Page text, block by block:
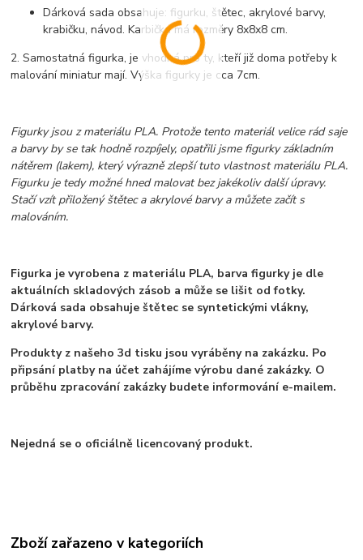
Dárková sada obsahuje: figurku, štětec, akrylové barvy,
krabičku, návod. Karbička má rozměry 8x8x8 cm.
2. Samostatná figurka, je vhodná pro ty, kteří již doma potřeby k
malování miniatur mají. Výška figurky je cca 7cm.
Figurky jsou z materiálu PLA. Protože tento materiál velice rád saje
a barvy by se tak hodně rozpíjely, opatřili jsme figurky základním
nátěrem (lakem), který výrazně zlepší tuto vlastnost materiálu PLA.
Figurku je tedy možné hned malovat bez jakékoliv další úpravy.
Stačí vzít přiložený štětec a akrylové barvy a můžete začít s
malováním.
Figurka je vyrobena z materiálu PLA, barva figurky je dle
aktuálních skladových zásob a může se lišit od fotky.
Dárková sada obsahuje štětec se syntetickými vlákny,
akrylové barvy.
Produkty z našeho 3d tisku jsou vyráběny na zakázku. Po
připsání platby na účet zahájíme výrobu dané zakázky. O
průběhu zpracování zakázky budete informování e-mailem.
Nejedná se o oficiálně licencovaný produkt.
Zboží zařazeno v kategoriích